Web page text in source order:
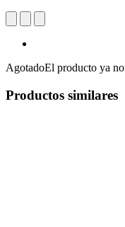
AgotadoEl producto ya
Productos similares